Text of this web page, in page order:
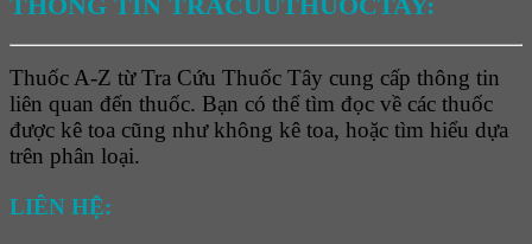
Thuốc A-Z từ Tra Cứu Thuốc Tây cung cấp thông tin
liên quan đến thuốc. Bạn có thể tìm đọc về các thuốc
được kê toa cũng như không kê toa, hoặc tìm hiểu dựa
trên phân loại.
LIÊN HỆ: